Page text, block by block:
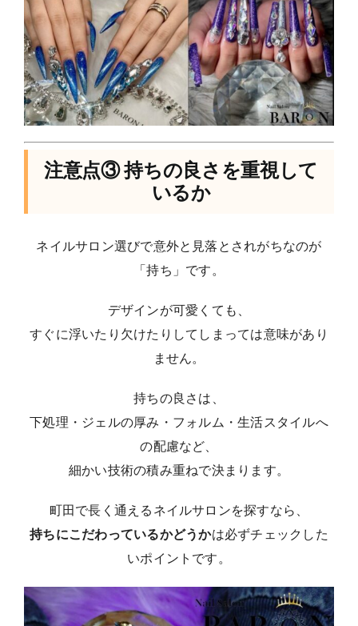
注意点③ 持ちの良さを重視して
いるか
ネイルサロン選びで意外と見落とされがちなのが
「持ち」です。
デザインが可愛くても、
すぐに浮いたり欠けたりしてしまっては意味があり
ません。
持ちの良さは、
下処理・ジェルの厚み・フォルム・生活スタイルへ
の配慮など、
細かい技術の積み重ねで決まります。
町田で長く通えるネイルサロンを探すなら、
持ちにこだわっているかどうかは必ずチェックした
いポイントです。